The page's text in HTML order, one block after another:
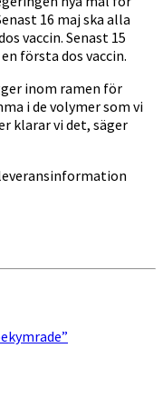
16 maj ska alla
vaccin. Senast 15
första dos vaccin.
inom ramen för
i de volymer som vi
klarar vi det, säger